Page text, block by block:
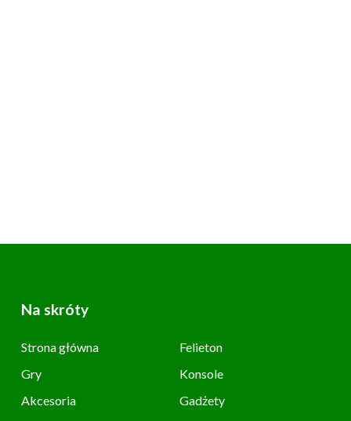
Na skróty
Strona główna
Felieton
Gry
Konsole
Akcesoria
Gadżety